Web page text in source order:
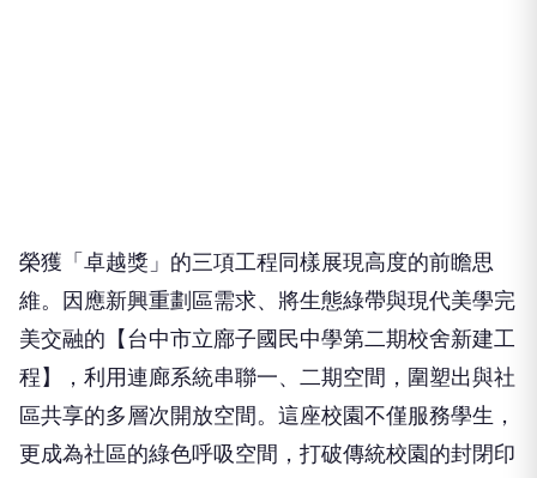
美交融的【台中市立廍子國民中學第二期校舍新建工
程】，利用連廊系統串聯一、二期空間，圍塑出與社
區共享的多層次開放空間。這座校園不僅服務學生，
更成為社區的綠色呼吸空間，打破傳統校園的封閉印
象。【台中市烏日區旭日國民小學第一期校舍新建工
程】則巧妙連結周邊公園綠帶，型塑台中都市風廊，